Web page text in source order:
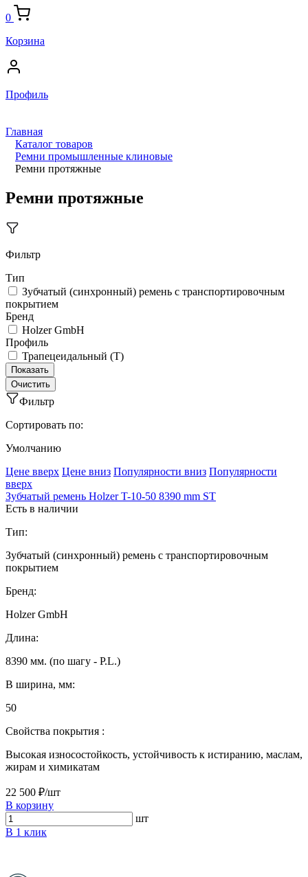
0
Корзина
Профиль
Главная
Каталог товаров
Ремни промышленные клиновые
Ремни протяжные
Ремни протяжные
Фильтр
Тип
Зубчатый (синхронный) ремень с транспортировочным
покрытием
Бренд
Holzer GmbH
Профиль
Трапецеидальный (T)
Фильтр
Сортировать по:
Умолчанию
Ценe вверх Ценe вниз Популярности вниз Популярности
вверх
Зубчатый ремень Holzer T-10-50 8390 mm ST
Есть в наличии
Тип:
Зубчатый (синхронный) ремень с транспортировочным
покрытием
Бренд:
Holzer GmbH
Длина:
8390 мм. (по шагу - P.L.)
B ширина, мм:
50
Свойства покрытия :
Высокая износостойкость, устойчивость к истиранию, маслам,
жирам и химикатам
22 500 ₽/шт
В корзину
шт
В 1 клик